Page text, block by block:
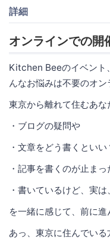
詳細
オンラインでの開
Kitchen Beeのイベント
んなお悩みは不要のオン
東京から離れて住むあな
・ブログの疑問や
・文章をどう書くといい
・記事を書くのが止まっ
・書いているけど、実は
を一緒に感じて、前に進
あっ、東京に住んでいる